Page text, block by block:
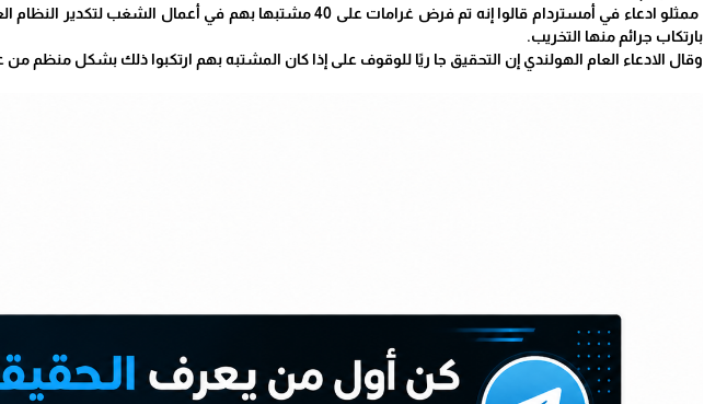
ممثلو ادعاء في أمستردام قالوا إنه تم فرض غرامات على 40 مشتبها بهم
بارتكاب جرائم منها التخريب.
وقال الادعاء العام الهولندي إن التحقيق جا ريًا للوقوف على إذا كان المشتبه بهم ارتكبوا ذلك بشكل منظم